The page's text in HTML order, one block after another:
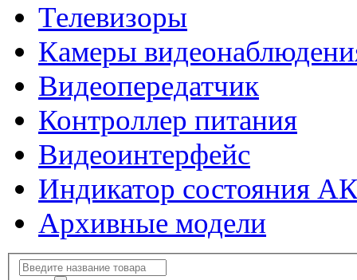
Телевизоры
Камеры
Видеопередатчик
Контроллер питания
Видеоинтерфейс
Индикатор состояния
Архивные модели